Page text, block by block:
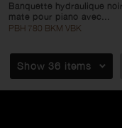
Banquette hydraulique
mate pour piano avec...
PBH 780 BKM VBK
Show 36 items